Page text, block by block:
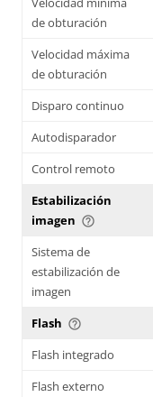
de obturación
Velocidad máxima
de obturación
Disparo continuo
Autodisparador
Control remoto
Estabilización
imagen help_outline
Sistema de
estabilización de
imagen
Flash help_outline
Flash integrado
Flash externo